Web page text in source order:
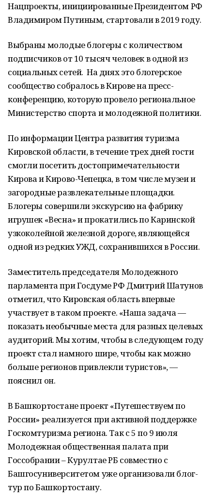
Нацпроекты, инициированные Президентом РФ
Владимиром Путиным, стартовали в 2019 году.
Выбраны молодые блогеры с количеством
подписчиков от 10 тысяч человек в одной из
социальных сетей. На днях это блогерское
сообщество собралось в Кирове на пресс-
конференцию, которую провело региональное
Министерство спорта и молодежной политики.
По информации Центра развития туризма
Кировской области, в течение трех дней гости
смогли посетить достопримечательности
Кирова и Кирово-Чепецка, в том числе музеи и
загородные развлекательные площадки.
Блогеры совершили экскурсию на фабрику
игрушек «Весна» и прокатились по Каринской
узкоколейной железной дороге, являющейся
одной из редких УЖД, сохранившихся в России.
Заместитель председателя Молодежного
парламента при Госдуме РФ Дмитрий Шатунов
отметил, что Кировская область впервые
участвует в таком проекте. «Наша задача —
показать необычные места для разных целевых
аудиторий. Мы хотим, чтобы в следующем году
проект стал намного шире, чтобы как можно
больше регионов привлекли туристов», —
пояснил он.
В Башкортостане проект «Путешествуем по
России» реализуется при активной поддержке
Госкомтуризма региона. Так с 5 по 9 июля
Молодежная общественная палата при
Госсобрании – Курултае РБ совместно с
Башгосуниверситетом уже организовали блог-
тур по Башкортостану.